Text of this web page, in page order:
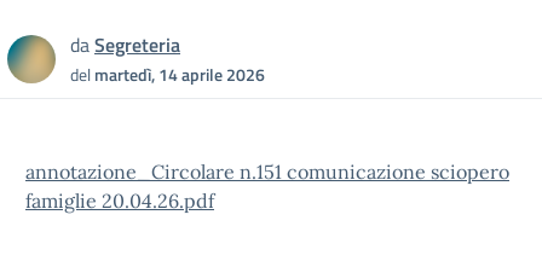
daSegreteria
delmartedì, 14 aprile 2026
annotazione_Circolare n.151 comunicazione sciopero
famiglie 20.04.26.pdf